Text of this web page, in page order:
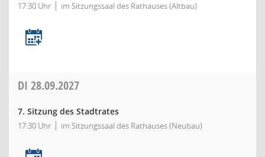
17:30 Uhr im Sitzungssaal des Rathauses (Altbau)
DI 28.09.2027
7. Sitzung des Stadtrates
17:30 Uhr im Sitzungssaal des Rathauses (Neubau)